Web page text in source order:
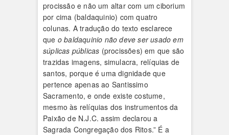
procissão e não um altar com um ciborium
por cima (baldaquinio) com quatro
colunas. A tradução do texto esclarece
que o baldaquinio não deve ser usado em
súplicas públicas (procissões) em que são
trazidas imagens, simulacra, relíquias de
santos, porque é uma dignidade que
pertence apenas ao Santissimo
Sacramento, e onde existe costume,
mesmo às relíquias dos instrumentos da
Paixão de N.J.C. assim declarou a
Sagrada Congregação dos Ritos.” É a